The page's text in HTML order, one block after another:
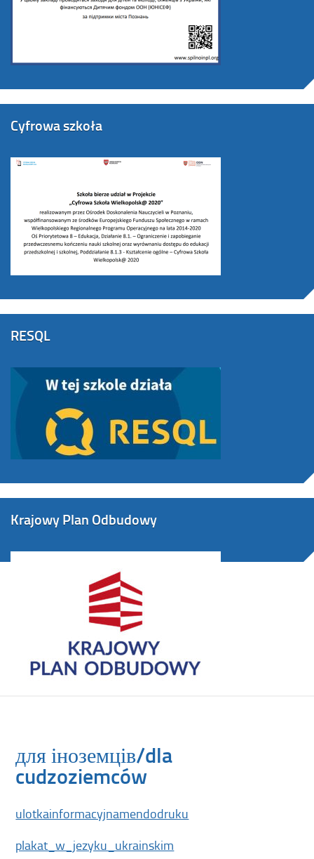
Cyfrowa szkoła
RESQL
Krajowy Plan Odbudowy
для іноземців/dla
cudzoziemców
ulotkainformacyjnamendodruku
plakat_w_jezyku_ukrainskim